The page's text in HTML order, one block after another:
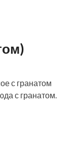
с гранатом
с гранатом.